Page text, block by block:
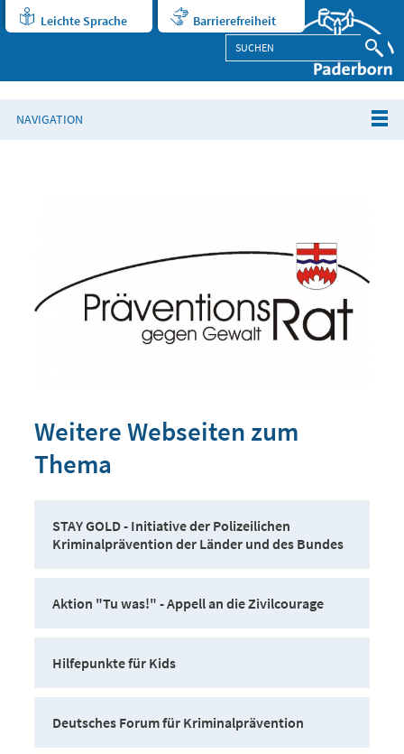
Leichte Sprache Barrierefreiheit
NAVIGATION
Weitere Webseiten zum
Thema
STAY GOLD - Initiative der Polizeilichen
Kriminalprävention der Länder und des Bundes
Aktion "Tu was!" - Appell an die Zivilcourage
Hilfepunkte für Kids
Deutsches Forum für Kriminalprävention